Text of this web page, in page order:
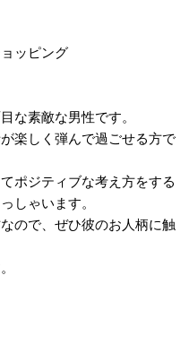
ッピング
な素敵な男性です。
楽しく弾んで過ごせる方で
ポジティブな考え方をする
しゃいます。
ので、ぜひ彼のお人柄に触